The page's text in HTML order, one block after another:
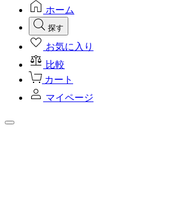
ホーム
探す
お気に入り
比較
カート
マイページ